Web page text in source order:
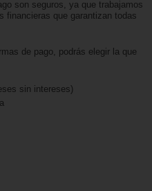
son seguros, ya que trabajamos
financieras que garantizan todas
de pago, podrás elegir la que
sin intereses)